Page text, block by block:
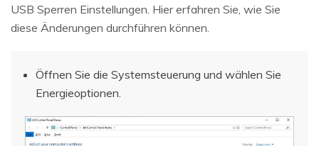
USB Sperren Einstellungen. Hier erfahren Sie, wie Sie
diese Änderungen durchführen können.
Öffnen Sie die Systemsteuerung und wählen Sie
Energieoptionen.